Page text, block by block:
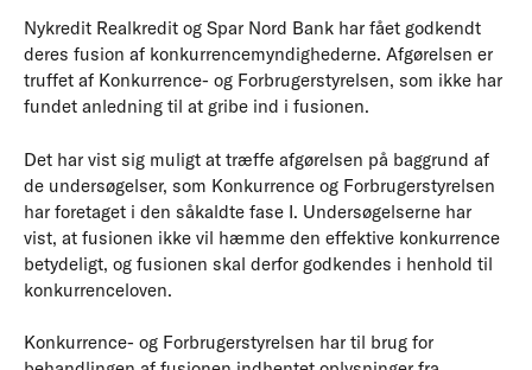
Nykredit Realkredit og Spar Nord Bank har fået godkendt
deres fusion af konkurrencemyndighederne. Afgørelsen er
truffet af Konkurrence- og Forbrugerstyrelsen, som ikke har
fundet anledning til at gribe ind i fusionen.
Det har vist sig muligt at træffe afgørelsen på baggrund af
de undersøgelser, som Konkurrence og Forbrugerstyrelsen
har foretaget i den såkaldte fase I. Undersøgelserne har
vist, at fusionen ikke vil hæmme den effektive konkurrence
betydeligt, og fusionen skal derfor godkendes i henhold til
konkurrenceloven.
Konkurrence- og Forbrugerstyrelsen har til brug for